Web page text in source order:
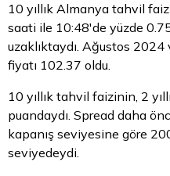
10 yıllık Almanya tahvil
saati ile 10:48'de yüzde
uzaklıktaydı. Ağustos
fiyatı 102.37 oldu.
10 yıllık tahvil faizinin, 2
puandaydı. Spread daha
kapanış seviyesine göre
seviyedeydi.